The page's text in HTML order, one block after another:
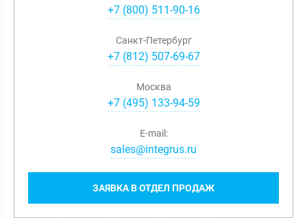
+7 (800) 511-90-16
Санкт-Петербург
+7(812) 507-69-67
Москва
+7(495) 133-94-59
ЗАЯВКА В ОТДЕЛ ПРОДАЖ
E-mail:
sales@integrus.ru